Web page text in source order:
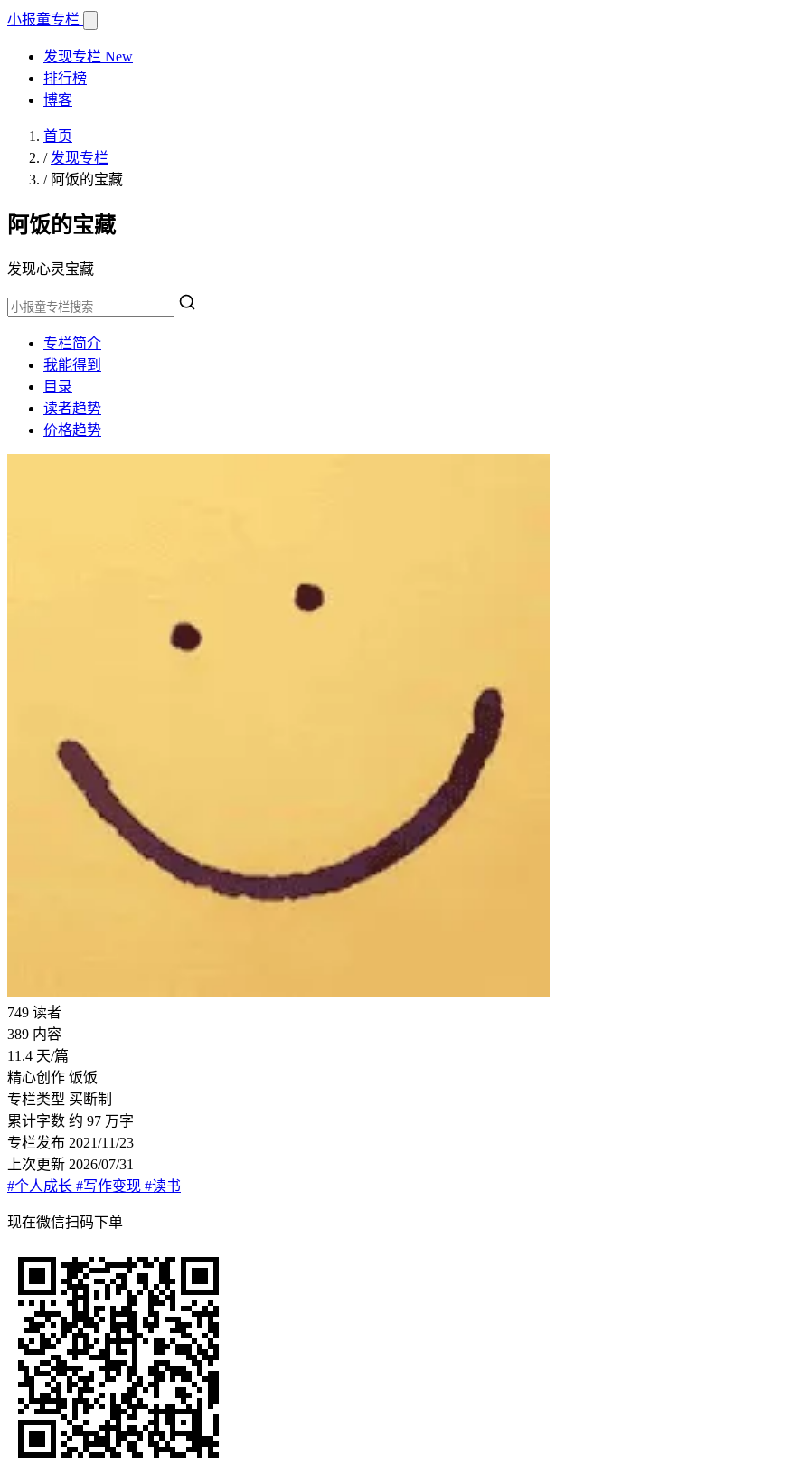
小报童专栏
发现专栏 New
排行榜
博客
首页
/ 发现专栏
/ 阿饭的宝藏
阿饭的宝藏
发现心灵宝藏
专栏简介
我能得到
目录
读者趋势
价格趋势
749 读者
389 内容
11.4 天/篇
精心创作 饭饭
专栏类型 买断制
累计字数 约 97 万字
专栏发布 2021/11/23
上次更新 2026/07/31
#个人成长 #写作变现 #读书
现在微信扫码下单